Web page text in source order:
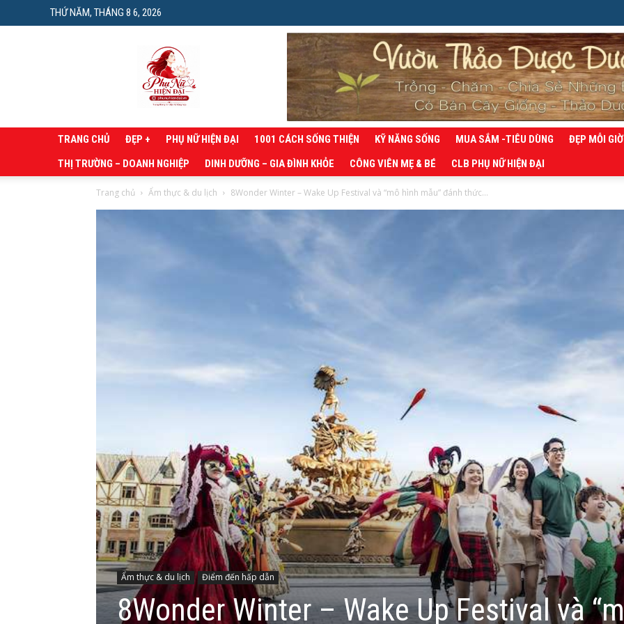
THỨ NĂM, THÁNG 8 6, 2026
Phụ
nữ
hiện
đại
TRANG CHỦ ĐẸP + PHỤ NỮ HIỆN ĐẠI 1001 CÁCH SỐNG THIỆN KỸ NĂNG SỐNG MUA SẮM -TIÊU DÙNG
ĐẸP MỖI GIỜ
THỊ TRƯỜNG – DOANH NGHIỆP
DINH DƯỠNG – GIA ĐÌNH KHỎE CÔNG VIÊN MẸ & BÉ CLB PHỤ NỮ HIỆN ĐẠI
Trang chủ Ẩm thực & du lịch 8Wonder Winter – Wake Up Festival và “mô hình mẫu” đánh thức...
Ẩm thực & du lịch Điểm đến hấp dẫn
8Wonder Winter – Wake Up Festival và